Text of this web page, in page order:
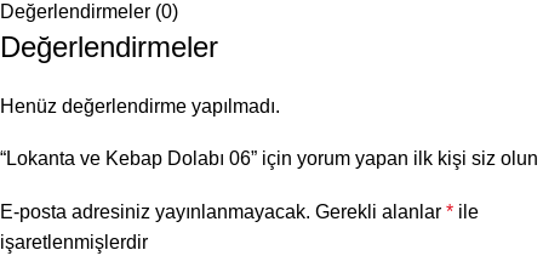
Değerlendirmeler (0)
Değerlendirmeler
Henüz değerlendirme yapılmadı.
“Lokanta ve Kebap Dolabı 06” için yorum yapan ilk kişi siz olun
E-posta adresiniz yayınlanmayacak. Gerekli alanlar * ile
işaretlenmişlerdir